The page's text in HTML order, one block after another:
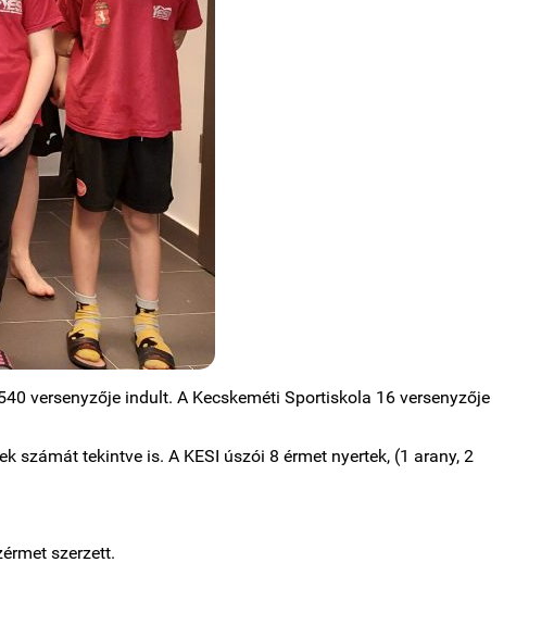
versenyzője indult. A Kecskeméti Sportiskola 16 versenyzője
számát tekintve is. A KESI úszói 8 érmet nyertek, (1 arany, 2
szerzett.